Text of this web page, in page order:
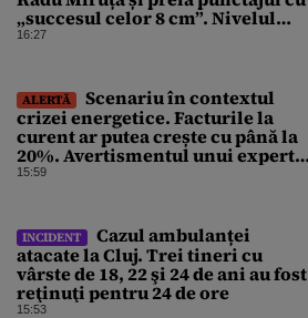
„succesul celor 8 cm”. Nivelul
Dunării a crescut cu 4 cm
16:27
ALERTĂ
Scenariu în contextul
crizei energetice. Facturile la
curent ar putea crește cu până la
20%. Avertismentul unui expert
în energie
15:59
INCIDENT
Cazul ambulanței
atacate la Cluj. Trei tineri cu
vârste de 18, 22 şi 24 de ani au fost
reţinuţi pentru 24 de ore
15:53